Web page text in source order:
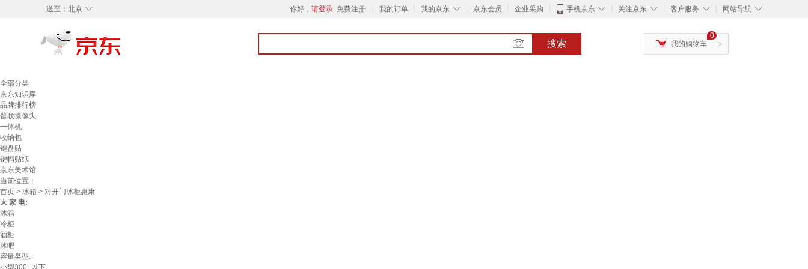
◇
送至： 北京 你好， 请登录 免费注册 我的订单 ◇
我的京东 京东会员 企业采购 ◇
手机京东 ◇
关注京东 ◇
客户服务 ◇
网站导航
搜索 >
0
我的购物车
全部分类
京东知识库
品牌排行榜
普联摄像头
一体机
收纳包
键盘贴
键帽贴纸
京东美术馆
当前位置：
首页 > 冰箱 > 对开门冰柜惠康
大 家 电:
冰箱
冷柜
酒柜
冰吧
容量类型:
小型300L以下